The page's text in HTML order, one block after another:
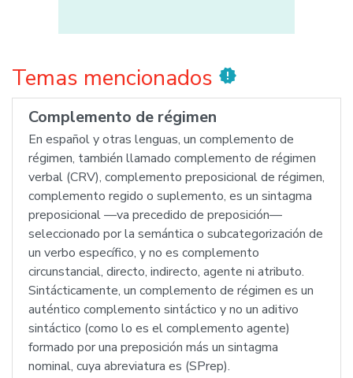
Temas mencionados new_releases
Complemento de régimen
En español y otras lenguas, un complemento de
régimen, también llamado complemento de régimen
verbal (CRV), complemento preposicional de régimen,
complemento regido o suplemento, es un sintagma
preposicional —va precedido de preposición—
seleccionado por la semántica o subcategorización de
un verbo específico, y no es complemento
circunstancial, directo, indirecto, agente ni atributo.
Sintácticamente, un complemento de régimen es un
auténtico complemento sintáctico y no un aditivo
sintáctico (como lo es el complemento agente)
formado por una preposición más un sintagma
nominal, cuya abreviatura es (SPrep).